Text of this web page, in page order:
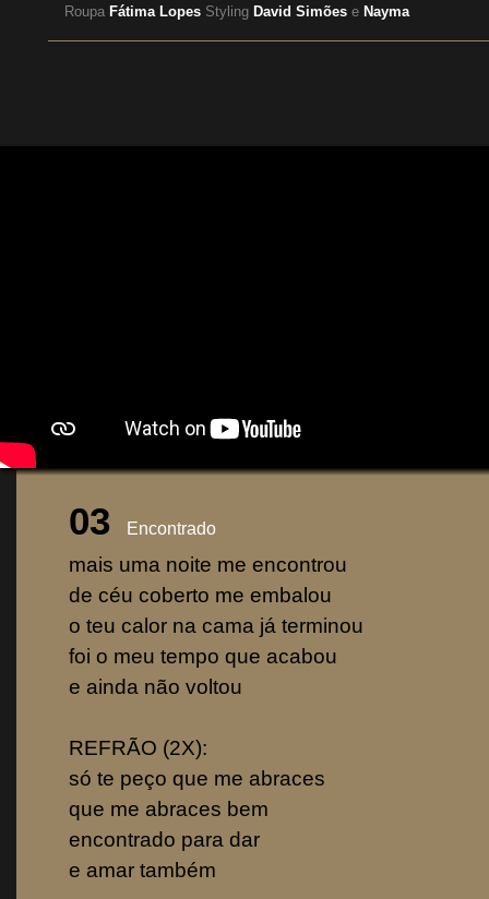
Roupa Fátima LopesStyling David Simõese Nayma
03 Encontrado
mais uma noite me encontrou
de céu coberto me embalou
o teu calor na cama já terminou
foi o meu tempo que acabou
e ainda não voltou
REFRÃO (2X):
só te peço que me abraces
que me abraces bem
encontrado para dar
e amar também